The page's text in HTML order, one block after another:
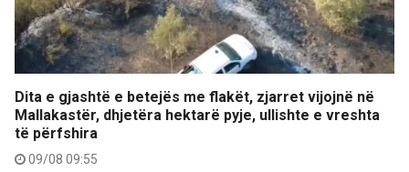
Dita e gjashtë e betejës me flakët, zjarret vijojnë në
Mallakastër, dhjetëra hektarë pyje, ullishte e vreshta
të përfshira
09/08 09:55